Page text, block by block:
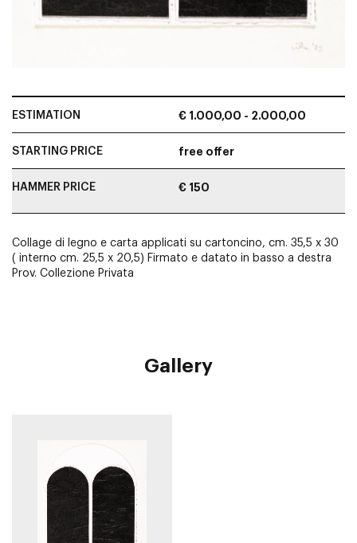
ESTIMATION € 1.000,00 - 2.000,00
STARTING PRICE free offer
HAMMER PRICE € 150
Collage di legno e carta applicati su cartoncino, cm. 35,5 x 30
( interno cm. 25,5 x 20,5) Firmato e datato in basso a destra
Prov. Collezione Privata
Gallery